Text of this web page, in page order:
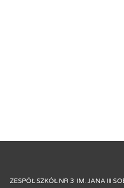
ZESPÓŁ SZKÓŁ NR 3 IM. JANA III